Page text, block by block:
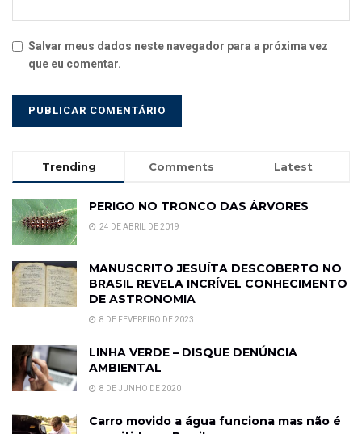
Salvar meus dados neste navegador para a próxima vez
que eu comentar.
Trending Comments Latest
PERIGO NO TRONCO DAS ÁRVORES
24 DE ABRIL DE 2019
MANUSCRITO JESUÍTA DESCOBERTO NO
BRASIL REVELA INCRÍVEL CONHECIMENTO
DE ASTRONOMIA
8 DE FEVEREIRO DE 2023
LINHA VERDE – DISQUE DENÚNCIA
AMBIENTAL
8 DE JUNHO DE 2020
Carro movido a água funciona mas não é